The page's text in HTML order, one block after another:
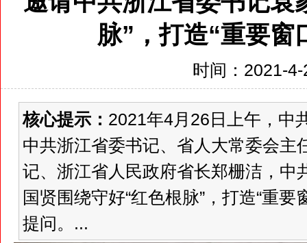
脉”，打造“重要窗
时间：2021-
核心提示： 2021年4月26日上午，中
中共浙江省委书记、省人大常委会主
记、浙江省人民政府省长郑栅洁，中
国贤围绕守好“红色根脉”，打造“重
提问。...